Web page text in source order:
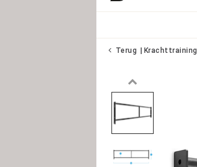
Terug Krachttraining